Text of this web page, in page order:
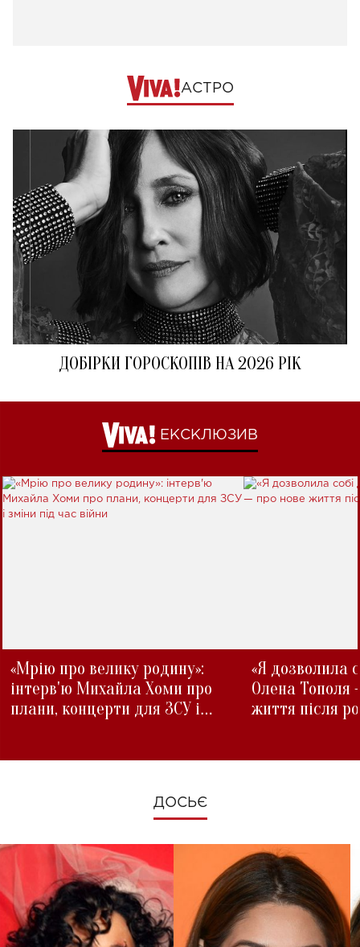
АСТРО
ДОБІРКИ ГОРОСКОПІВ НА 2026 РІК
ЕКСКЛЮЗИВ
«Мрію про велику родину»:
інтерв'ю Михайла Хоми про
плани, концерти для ЗСУ і
«Я дозволила
Олена Тополя
життя після
ДОСЬЄ